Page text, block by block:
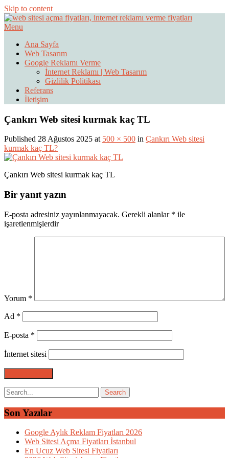
Skip to content
Web Sitesi Açma, İnternet Sitesi
Fiyatları
Menu
Ana Sayfa
Web Tasarım
Google Reklamı Verme
İnternet Reklamı | Web Tasarım
Gizlilik Politikası
Referans
İletişim
Çankırı Web sitesi kurmak kaç TL
Published 28 Ağustos 2025 at 500 × 500 in Çankırı Web sitesi
kurmak kaç TL?
Çankırı Web sitesi kurmak kaç TL
Bir yanıt yazın
E-posta adresiniz yayınlanmayacak. Gerekli alanlar * ile
işaretlenmişlerdir
Yorum *
Ad *
E-posta *
İnternet sitesi
Son Yazılar
Google Aylık Reklam Fiyatları 2026
Web Sitesi Açma Fiyatları İstanbul
En Ucuz Web Sitesi Fiyatları